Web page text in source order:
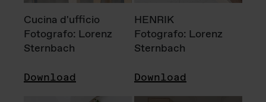
Cucina d'ufficio
Fotografo: Lorenz
Sternbach
Download
HENRIK
Fotografo: Lorenz
Sternbach
Download